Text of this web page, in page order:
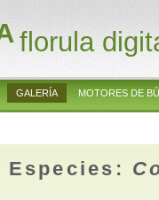
florula
GALERÍA MOTORES DE
Especies: